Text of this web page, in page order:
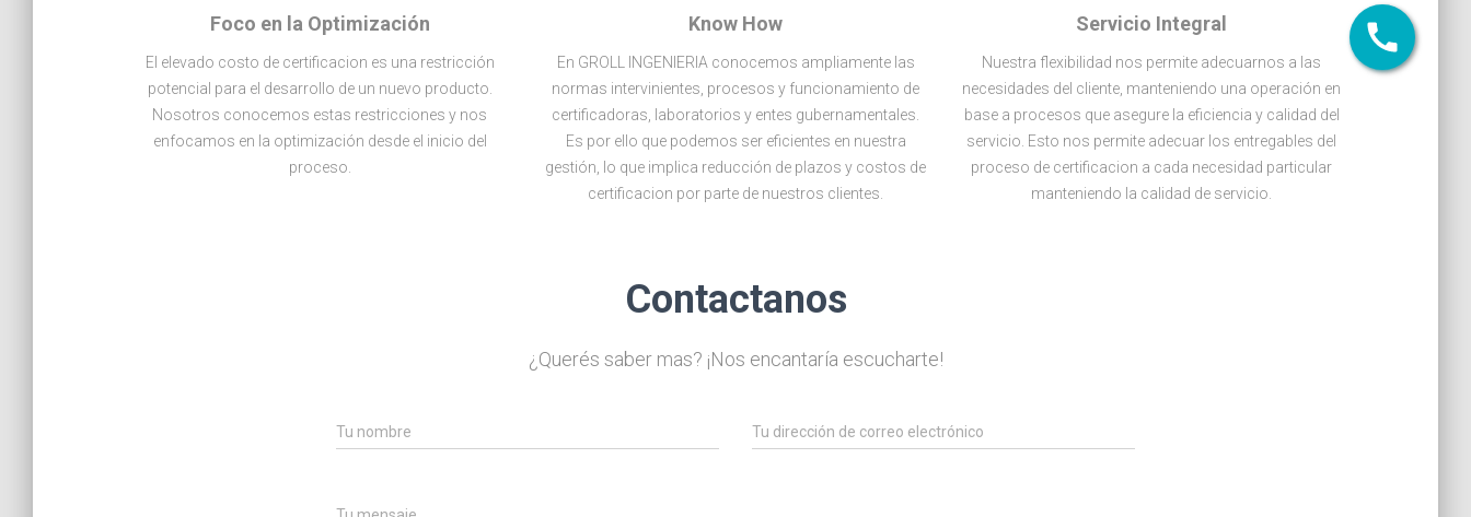
Foco en la Optimización
El elevado costo de certificacion es una restricción
potencial para el desarrollo de un nuevo producto.
Nosotros conocemos estas restricciones y nos
enfocamos en la optimización desde el inicio del
proceso.
Know How
En GROLL INGENIERIA conocemos ampliamente las
normas intervinientes, procesos y funcionamiento de
certificadoras, laboratorios y entes gubernamentales.
Es por ello que podemos ser eficientes en nuestra
gestión, lo que implica reducción de plazos y costos de
certificacion por parte de nuestros clientes.
Servicio Integral
Nuestra flexibilidad nos permite adecuarnos a las
necesidades del cliente, manteniendo una operación en
base a procesos que asegure la eficiencia y calidad del
servicio. Esto nos permite adecuar los entregables del
proceso de certificacion a cada necesidad particular
manteniendo la calidad de servicio.
Contactanos
¿Querés saber mas? ¡Nos encantaría escucharte!
Tu nombre Tu dirección de correo electrónico